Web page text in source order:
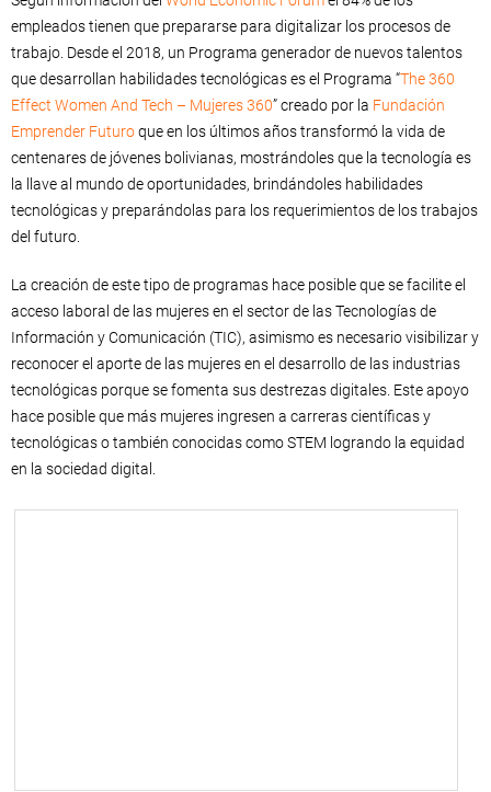
empleados tienen que prepararse para digitalizar los procesos de
trabajo. Desde el 2018, un Programa generador de nuevos talentos
que desarrollan habilidades tecnológicas es el Programa “The 360
Effect Women And Tech – Mujeres 360” creado por la Fundación
Emprender Futuroque en los últimos años transformó la vida de
centenares de jóvenes bolivianas, mostrándoles que la tecnología es
la llave al mundo de oportunidades, brindándoles habilidades
tecnológicas y preparándolas para los requerimientos de los trabajos
del futuro.
La creación de este tipo de programas hace posible que se facilite el
acceso laboral de las mujeres en el sector de las Tecnologías de
Información y Comunicación (TIC), asimismo es necesario visibilizar y
reconocer el aporte de las mujeres en el desarrollo de las industrias
tecnológicas porque se fomenta sus destrezas digitales. Este apoyo
hace posible que más mujeres ingresen a carreras científicas y
tecnológicas o también conocidas como STEM logrando la equidad
en la sociedad digital.